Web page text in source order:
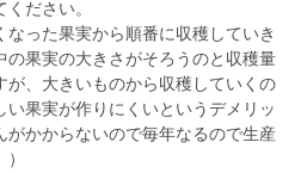
ださい。
った果実から順番に収穫していき
の果実の大きさがそろうのと収穫量
が、大きいものから収穫していくの
果実が作りにくいというデメリッ
がかからないので毎年なるので生産